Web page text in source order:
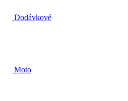
Dodávkové
Moto